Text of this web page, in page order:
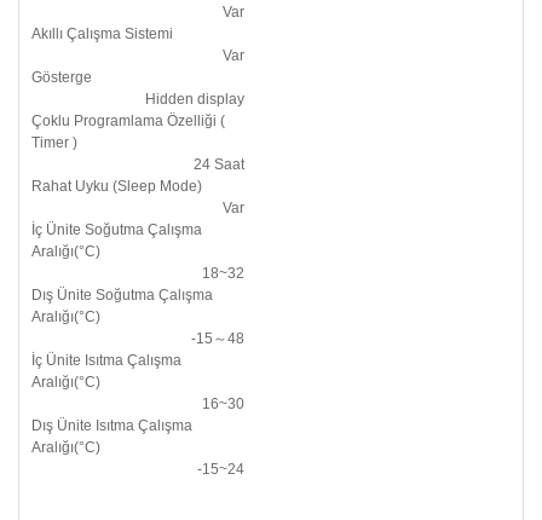
Var
Akıllı Çalışma Sistemi
Var
Gösterge
Hidden display
Çoklu Programlama Özelliği (
Timer )
24 Saat
Rahat Uyku (Sleep Mode)
Var
İç Ünite Soğutma Çalışma
Aralığı(°C)
18~32
Dış Ünite Soğutma Çalışma
Aralığı(°C)
-15～48
İç Ünite Isıtma Çalışma
Aralığı(°C)
16~30
Dış Ünite Isıtma Çalışma
Aralığı(°C)
-15~24